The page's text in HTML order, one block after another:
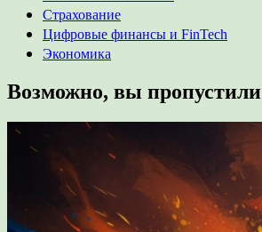
Страхование
Цифровые финансы и FinTech
Экономика
Возможно, вы пропустили